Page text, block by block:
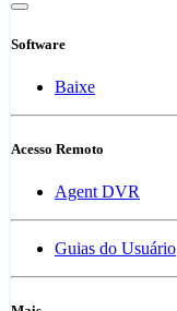
Software
Baixe
Acesso Remoto
Agent DVR
Guias do Usuário